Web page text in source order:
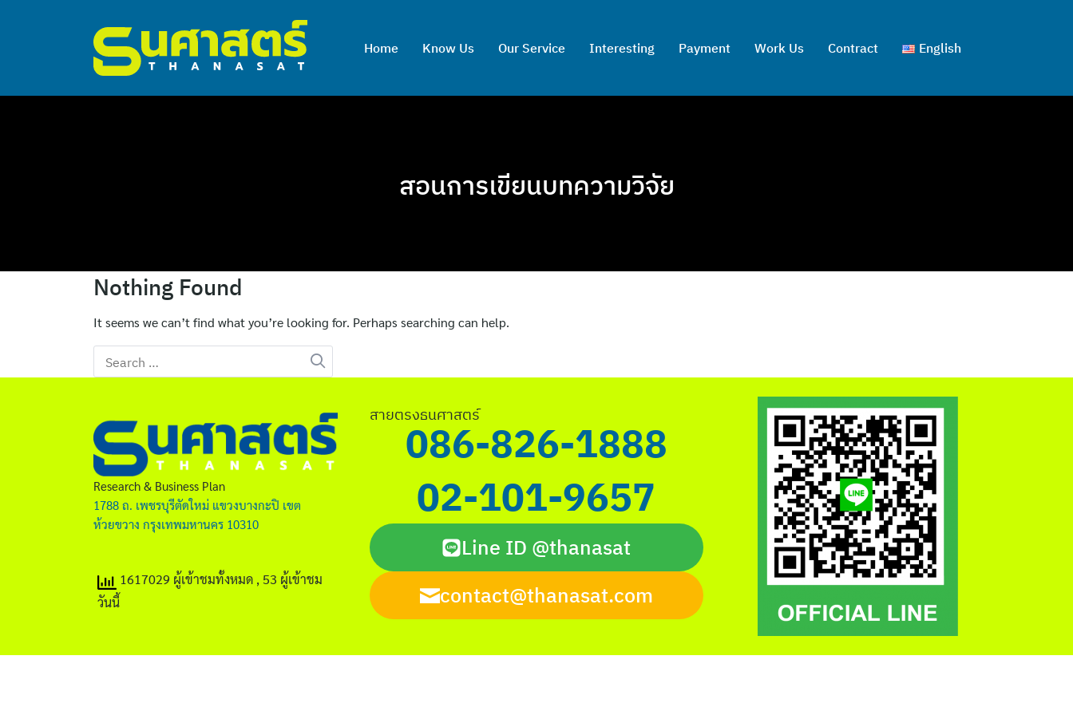
Home Know Us Our Service Interesting Payment Work Us Contract English
English
for:
สอนการเขียนบทความวิจัย
Nothing Found
It seems we can’t find what you’re looking for. Perhaps searching can help.
Search
for:
Research & Business Plan
1788 ถ. เพชรบุรีตัดใหม่ แขวงบางกะปิ เขต
ห้วยขวาง กรุงเทพมหานคร 10310
1617029 ผู้เข้าชมทั้งหมด , 53 ผู้เข้าชม
วันนี้
สายตรงธนศาสตร์
086-826-1888
02-101-9657
Line ID @thanasat
contact@thanasat.com